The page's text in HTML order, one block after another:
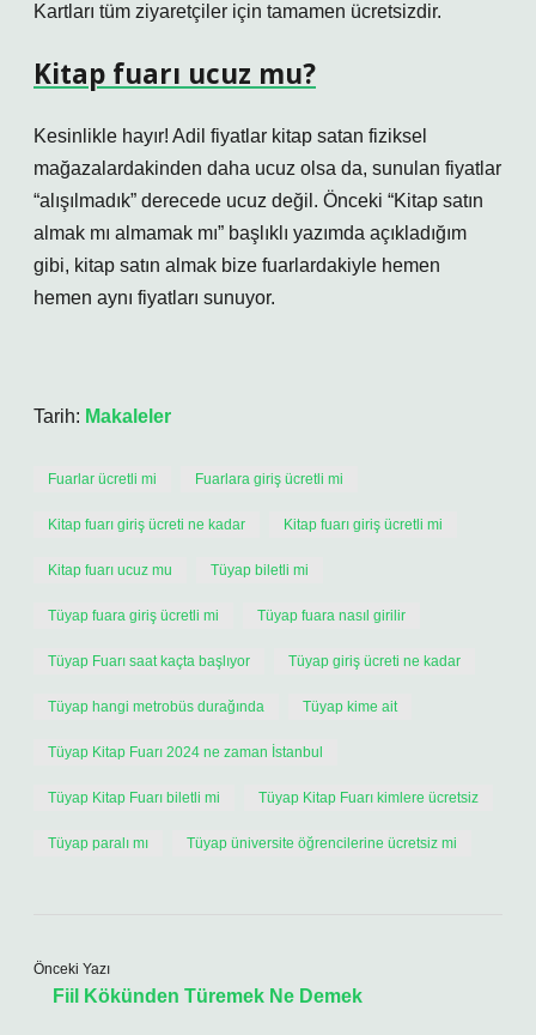
Kartları tüm ziyaretçiler için tamamen ücretsizdir.
Kitap fuarı ucuz mu?
Kesinlikle hayır! Adil fiyatlar kitap satan fiziksel
mağazalardakinden daha ucuz olsa da, sunulan fiyatlar
“alışılmadık” derecede ucuz değil. Önceki “Kitap satın
almak mı almamak mı” başlıklı yazımda açıkladığım
gibi, kitap satın almak bize fuarlardakiyle hemen
hemen aynı fiyatları sunuyor.
Tarih: Makaleler
Fuarlar ücretli mi Fuarlara giriş ücretli mi
Kitap fuarı giriş ücreti ne kadar Kitap fuarı giriş ücretli mi
Kitap fuarı ucuz mu Tüyap biletli mi
Tüyap fuara giriş ücretli mi Tüyap fuara nasıl girilir
Tüyap Fuarı saat kaçta başlıyor Tüyap giriş ücreti ne kadar
Tüyap hangi metrobüs durağında Tüyap kime ait
Tüyap Kitap Fuarı 2024 ne zaman İstanbul
Tüyap Kitap Fuarı biletli mi Tüyap Kitap Fuarı kimlere ücretsiz
Tüyap paralı mı Tüyap üniversite öğrencilerine ücretsiz mi
Önceki Yazı
Fiil Kökünden Türemek Ne Demek